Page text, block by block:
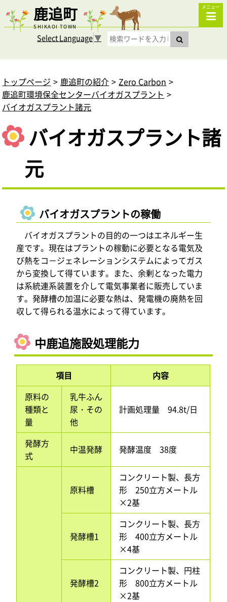
鹿追町
SHIKAOI TOWN
メニュー
Select Language▼
トップページ 鹿追町の紹介
Zero Carbon
鹿追町環境保全センターバイオガスプラント
バイオガスプラント諸元
バイオガスプラント諸
元
バイオガスプラントの稼働
バイオガスプラントの目的の一つはエネルギー生
産です。現在はプラントの稼動に必要となる電気及
び熱をコ－ジェネレーションシステムによってガス
から変換して得ています。また、余剰となった電力
は系統連系装置を介して電気事業者に販売していま
す。発酵槽の加温に必要な熱は、発電機の廃熱を回
収して得られる温水によって得ています。
中鹿追施設処理能力
項目
内容
原料の
種類と
量
乳牛ふん
尿・その
他
計画処理量 94.8t/日
発酵方
式
中温発酵 発酵温度 38度
原料槽
コンクリート製、長方
形 250立方メートル
×2基
発酵槽1
コンクリート製、長方
形 400立方メートル
×4基
発酵槽2
コンクリート製、円柱
形 800立方メートル
×2基